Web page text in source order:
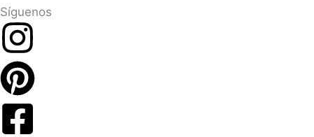
Síguenos